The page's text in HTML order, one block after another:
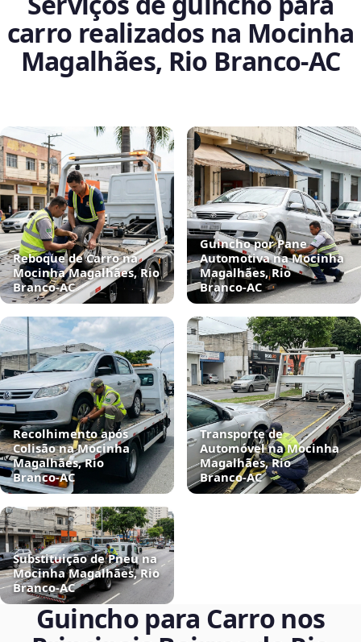
carro realizados na Mocinha
Magalhães, Rio Branco‑AC
Reboque de Carro na
Mocinha Magalhães, Rio
Branco‑AC
Guincho por Pane
Automotiva na Mocinha
Magalhães, Rio
Branco‑AC
Recolhimento após
Colisão na Mocinha
Magalhães, Rio
Branco‑AC
Transporte de
Automóvel na Mocinha
Magalhães, Rio
Branco‑AC
Substituição de Pneu na
Mocinha Magalhães, Rio
Branco‑AC
Guincho para Carro nos